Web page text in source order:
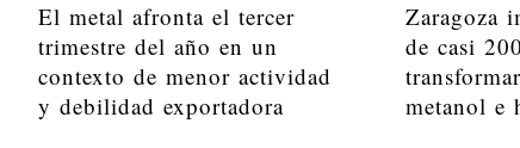
El metal afronta el tercer
trimestre del año en un
contexto de menor actividad
y debilidad exportadora
Zaragoza
de casi
metanol e